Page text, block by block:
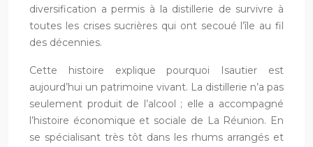
diversification a permis à la distillerie de survivre à
toutes les crises sucrières qui ont secoué l’île au fil
des décennies.
Cette histoire explique pourquoi Isautier est
aujourd’hui un patrimoine vivant. La distillerie n’a pas
seulement produit de l’alcool ; elle a accompagné
l’histoire économique et sociale de La Réunion. En
se spécialisant très tôt dans les rhums arrangés et